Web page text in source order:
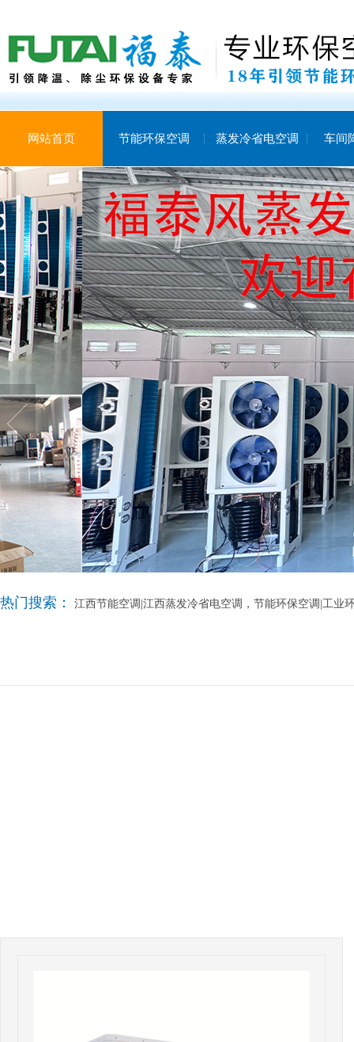
网站首页 节能环保空调 蒸发冷省电空调 车间
热门搜索： 江西节能空调|江西蒸发冷省电空调，节能环保空调|工业